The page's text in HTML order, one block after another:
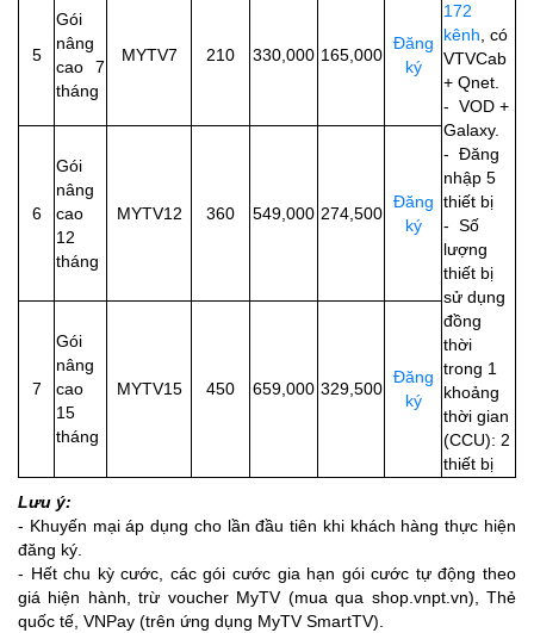
172
kênh, có
VTVCab
+ Qnet.
- VOD +
Galaxy.
- Đăng
nhập 5
thiết bị
- Số
lượng
thiết bị
sử dụng
đồng
thời
trong 1
khoảng
thời gian
(CCU): 2
thiết bị
5
Gói
nâng
cao 7
tháng
MYTV7 210 330,000 165,000
Đăng
ký
6
Gói
nâng
cao
12
tháng
MYTV12 360 549,000 274,500
Đăng
ký
7
Gói
nâng
cao
15
tháng
MYTV15 450 659,000 329,500
Đăng
ký
Lưu ý:
- Khuyến mại áp dụng cho lần đầu tiên khi khách hàng thực hiện
đăng ký.
- Hết chu kỳ cước, các gói cước gia hạn gói cước tự động theo
giá hiện hành, trừ voucher MyTV (mua qua shop.vnpt.vn), Thẻ
quốc tế, VNPay (trên ứng dụng MyTV SmartTV).